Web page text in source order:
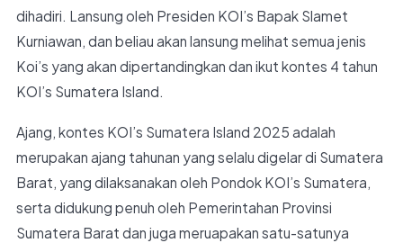
dihadiri. Lansung oleh Presiden KOI’s Bapak Slamet
Kurniawan, dan beliau akan lansung melihat semua jenis
Koi’s yang akan dipertandingkan dan ikut kontes 4 tahun
KOI’s Sumatera Island.
Ajang, kontes KOI’s Sumatera Island 2025 adalah
merupakan ajang tahunan yang selalu digelar di Sumatera
Barat, yang dilaksanakan oleh Pondok KOI’s Sumatera,
serta didukung penuh oleh Pemerintahan Provinsi
Sumatera Barat dan juga meruapakan satu-satunya